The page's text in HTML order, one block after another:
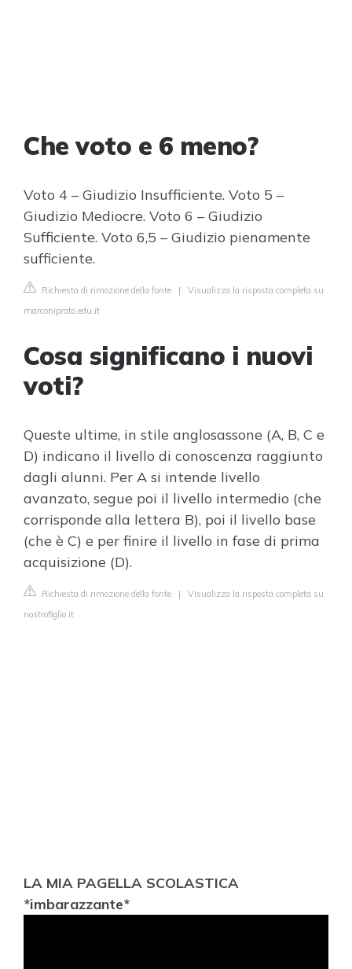
Che voto e 6 meno?
Voto 4 – Giudizio Insufficiente. Voto 5 –
Giudizio Mediocre. Voto 6 – Giudizio
Sufficiente. Voto 6,5 – Giudizio pienamente
sufficiente.
Richiesta di rimozione della fonte | Visualizza la risposta completa su
marconiprato.edu.it
Cosa significano i nuovi
voti?
Queste ultime, in stile anglosassone (A, B, C e
D) indicano il livello di conoscenza raggiunto
dagli alunni. Per A si intende livello
avanzato, segue poi il livello intermedio (che
corrisponde alla lettera B), poi il livello base
(che è C) e per finire il livello in fase di prima
acquisizione (D).
Richiesta di rimozione della fonte | Visualizza la risposta completa su
nostrofiglio.it
LA MIA PAGELLA SCOLASTICA
*imbarazzante*